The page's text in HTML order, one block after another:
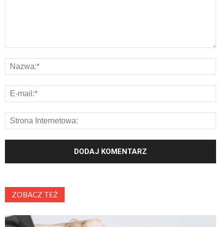
ZOBACZ TEŻ